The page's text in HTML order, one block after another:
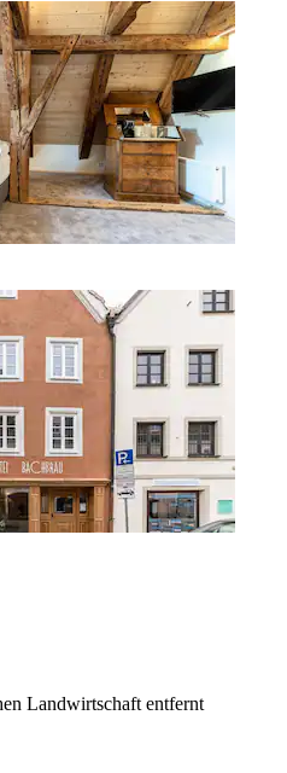
Landwirtschaft entfernt